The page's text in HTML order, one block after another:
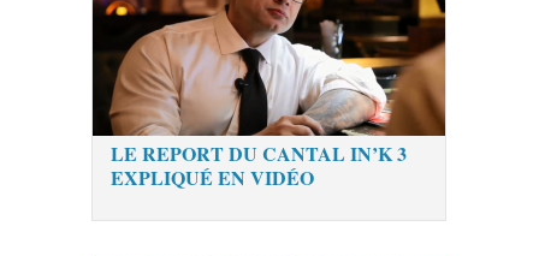
LE REPORT DU CANTAL IN’K 3
EXPLIQUÉ EN VIDÉO